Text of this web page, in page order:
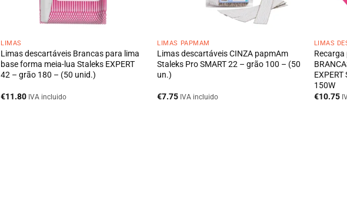
LIMAS
Limas descartáveis Brancas para lima
base forma meia-lua Staleks EXPERT
42 – grão 180 – (50 unid.)
€11.80 IVA incluido
LIMAS PAPMAM
Limas descartáveis CINZA papmAm
Staleks Pro SMART 22 – grão 100 – (50
un.)
€7.75 IVA incluido
LIMAS
Recarga
150W
€10.75